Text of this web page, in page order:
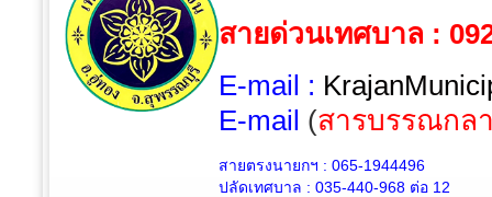
สายด่วนเทศบาล :
E-mail :
E-mail (สารบรรณกล
สายตรงนายกฯ : 065-1944496
ปลัดเทศบาล : 035-440-968 ต่อ 12